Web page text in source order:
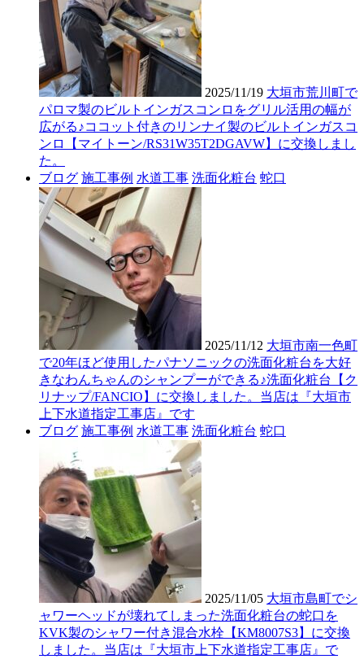
2025/11/19 大垣市荒川町で
パロマ製のビルトインガスコンロをグリル活用の幅が
広がる♪ココット付きのリンナイ製のビルトインガスコ
ンロ【マイトーン/RS31W35T2DGAVW】に交換しまし
た。
ブログ 施工事例 水道工事 洗面化粧台 蛇口
2025/11/12 大垣市南一色町
で20年ほど使用したパナソニックの洗面化粧台を大好
きなわんちゃんのシャンプーができる♪洗面化粧台【ク
リナップ/FANCIO】に交換しました。当店は『大垣市
上下水道指定工事店』です
ブログ 施工事例 水道工事 洗面化粧台 蛇口
2025/11/05 大垣市島町でシ
ャワーヘッドが壊れてしまった洗面化粧台の蛇口を
KVK製のシャワー付き混合水栓【KM8007S3】に交換
しました。当店は『大垣市上下水道指定工事店』で